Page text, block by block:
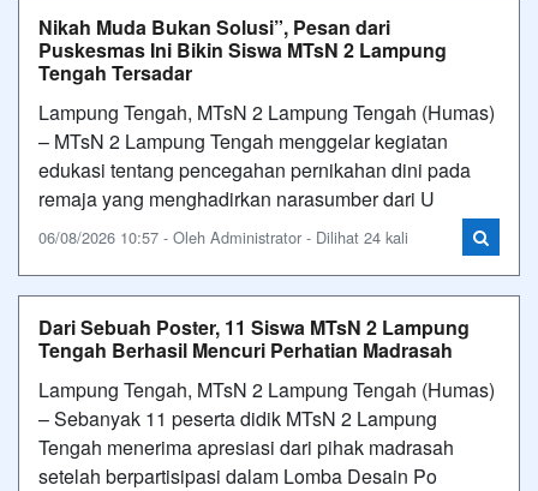
Nikah Muda Bukan Solusi”, Pesan dari
Puskesmas Ini Bikin Siswa MTsN 2 Lampung
Tengah Tersadar
Lampung Tengah, MTsN 2 Lampung Tengah (Humas)
– MTsN 2 Lampung Tengah menggelar kegiatan
edukasi tentang pencegahan pernikahan dini pada
remaja yang menghadirkan narasumber dari U
06/08/2026 10:57 - Oleh Administrator - Dilihat 24 kali
Dari Sebuah Poster, 11 Siswa MTsN 2 Lampung
Tengah Berhasil Mencuri Perhatian Madrasah
Lampung Tengah, MTsN 2 Lampung Tengah (Humas)
– Sebanyak 11 peserta didik MTsN 2 Lampung
Tengah menerima apresiasi dari pihak madrasah
setelah berpartisipasi dalam Lomba Desain Po